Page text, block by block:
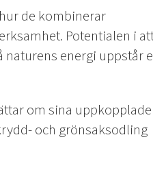
de kombinerar
Potentialen i
energi uppstår
om sina uppkopplade
och grönsaksodling